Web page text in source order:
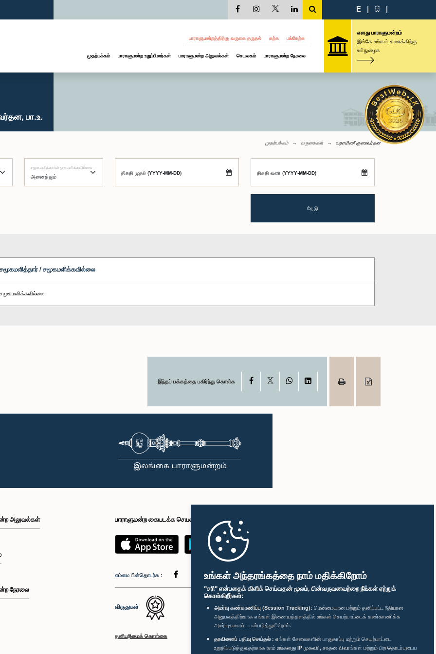
உங்கள் அந்தரங்கத்தை நாம் மதிக்கிறோம்
"சரி" என்பதைக் கிளிக் செய்வதன் மூலம், பின்வருவனவற்றை நீங்கள் ஏற்றுக்
கொள்கிறீர்கள்:
அமர்வு கண்காணிப்பு (Session Tracking): மென்மையான மற்றும் தனிப்பட்ட ரீதியான
அனுபவத்திற்காக எங்கள் இணையத்தளத்தில் உங்கள் செயற்பாட்டைக் கண்காணிக்க
அமர்வுகளைப் பயன்படுத்துகிறோம்.
தரவினைப் பதிவு செய்தல் : எங்கள் சேவைகளின் பாதுகாப்பு மற்றும் செயற்பாட்டை
உறுதிப்படுத்துவதற்காக நாம் உங்களது IP முகவரி, சாதன விவரங்கள் மற்றும் பிற தொடர்புடைய
E | සි |
பாராளுமன்றத்திற்கு வருகை தருதல் கற்க பங்கேற்க
முதற்பக்கம் பாராளுமன்ற உறுப்பினர்கள் பாராளுமன்ற அலுவல்கள் செயலகம் பாராளுமன்ற நேரலை
எனது பாராளுமன்றம்
இங்கே உங்கள் கணக்கிற்கு
உள்நுழைக
பா.உ.
முதற்பக்கம் வருகைகள் யதாமிணீ குணவர்தன
சமூகமளித்தார்/சமூகமளிக்கவில்லை
திகதி முதல் (YYYY-MM-DD) திகதி வரை (YYYY-MM-DD)
தேடு
சமூகமளித்தார் / சமூகமளிக்கவில்லை
சமூகமளிக்கவில்லை
இந்தப் பக்கத்தை பகிர்ந்து கொள்க Facebook WhatsAppLinkedIn
அலுவல்கள்
நேரலை
பாராளுமன்ற கையடக்க செயலி
எம்மை பின்தொடர்க :
விருதுகள்
தனியுரிமைக் கொள்கை